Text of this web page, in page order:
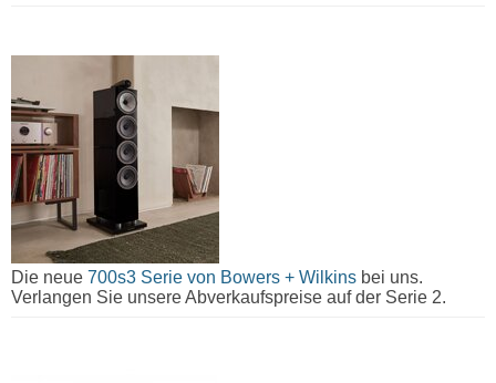
Die neue 700s3 Serie von Bowers + Wilkins bei uns.
Verlangen Sie unsere Abverkaufspreise auf der Serie 2.